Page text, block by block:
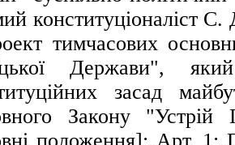
конституціоналіст
тимчасових
Держави",
засад
Закону "Устрій